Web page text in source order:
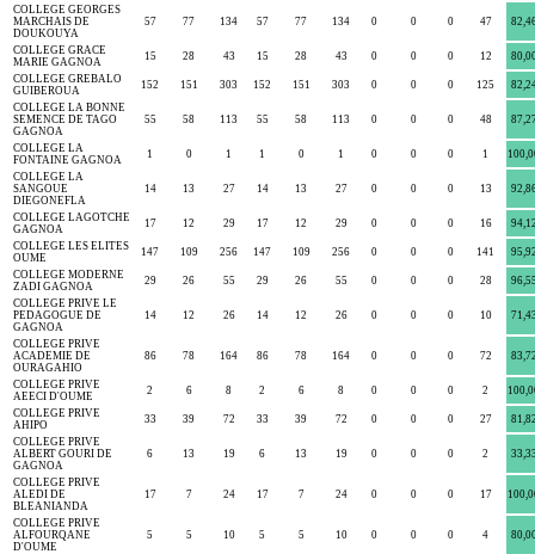
COLLEGE GEORGES
MARCHAIS DE
DOUKOUYA
57 77 134 57 77 134 0 0 0 47
COLLEGE GRACE
MARIE GAGNOA
15 28 43 15 28 43 0 0 0 12
COLLEGE GREBALO
GUIBEROUA
152 151 303 152 151 303 0 0 0 125
COLLEGE LA BONNE
SEMENCE DE TAGO
GAGNOA
55 58 113 55 58 113 0 0 0 48
COLLEGE LA
FONTAINE GAGNOA
1 0 1 1 0 1 0 0 0 1
COLLEGE LA
SANGOUE
DIEGONEFLA
14 13 27 14 13 27 0 0 0 13
COLLEGE LAGOTCHE
GAGNOA
17 12 29 17 12 29 0 0 0 16
COLLEGE LES ELITES
OUME
147 109 256 147 109 256 0 0 0 141
COLLEGE MODERNE
ZADI GAGNOA
29 26 55 29 26 55 0 0 0 28
COLLEGE PRIVE LE
PEDAGOGUE DE
GAGNOA
14 12 26 14 12 26 0 0 0 10
COLLEGE PRIVE
ACADEMIE DE
OURAGAHIO
86 78 164 86 78 164 0 0 0 72
COLLEGE PRIVE
AEECI D'OUME
2 6 8 2 6 8 0 0 0 2
COLLEGE PRIVE
AHIPO
33 39 72 33 39 72 0 0 0 27
COLLEGE PRIVE
ALBERT GOURI DE
GAGNOA
6 13 19 6 13 19 0 0 0 2
COLLEGE PRIVE
ALEDI DE
BLEANIANDA
17 7 24 17 7 24 0 0 0 17
COLLEGE PRIVE
ALFOURQANE
D'OUME
5 5 10 5 5 10 0 0 0 4